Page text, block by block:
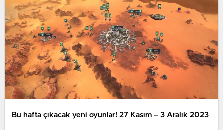
Bu hafta çıkacak yeni oyunlar! 27 Kasım – 3 Aralık 2023